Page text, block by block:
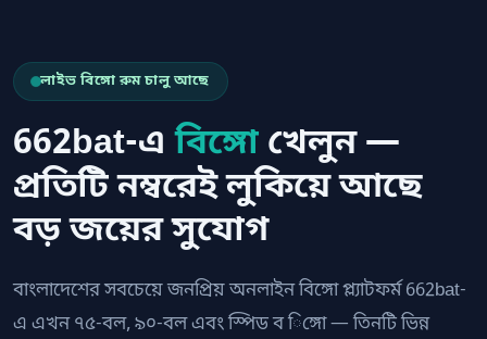
লাইভ বিঙ্গো রুম চালু আছে
662bat-এবিঙ্গো খেলুন —
প্রতিটি নম্বরেই লুকিয়ে আছে
বড় জয়ের সুযোগ
বাংলাদেশের সবচেয়ে জনপ্রিয় অনলাইন বিঙ্গো প্ল্যাটফর্ম 662bat-
এ এখন ৭৫-বল, ৯০-বল এবং স্পিড ব িঙ্গো — তিনটি ভিন্ন